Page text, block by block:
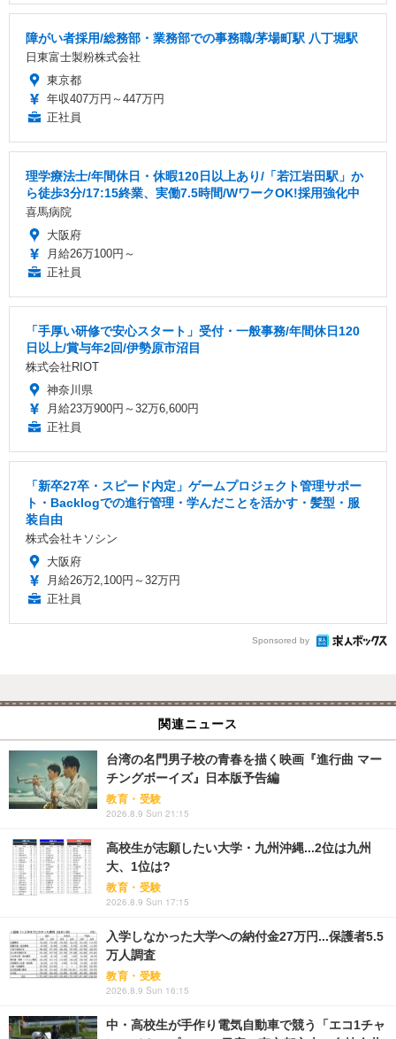
障がい者採用/総務部・業務部での事務職/茅場町駅 八丁堀駅
日東富士製粉株式会社
東京都
年収407万円～447万円
正社員
理学療法士/年間休日・休暇120日以上あり/「若江岩田駅」か
ら徒歩3分/17:15終業、実働7.5時間/WワークOK!採用強化中
喜馬病院
大阪府
月給26万100円～
正社員
「手厚い研修で安心スタート」受付・一般事務/年間休日120
日以上/賞与年2回/伊勢原市沼目
株式会社RIOT
神奈川県
月給23万900円～32万6,600円
正社員
「新卒27卒・スピード内定」ゲームプロジェクト管理サポー
ト・Backlogでの進行管理・学んだことを活かす・髪型・服
装自由
株式会社キソシン
大阪府
月給26万2,100円～32万円
正社員
Sponsored by
関連ニュース
台湾の名門男子校の青春を描く映画『進行曲 マー
チングボーイズ』日本版予告編
教育・受験
2026.8.9 Sun 21:15
高校生が志願したい大学・九州沖縄...2位は九州
大、1位は?
教育・受験
2026.8.9 Sun 17:15
入学しなかった大学への納付金27万円...保護者5.5
万人調査
教育・受験
2026.8.9 Sun 16:15
中・高校生が手作り電気自動車で競う「エコ1チャ